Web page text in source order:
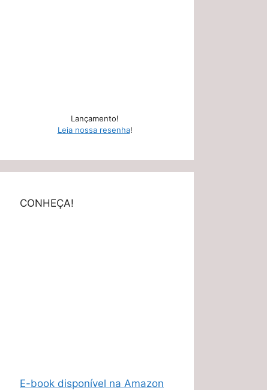
Lançamento!
Leia nossa resenha!
CONHEÇA!
E-book disponível na Amazon